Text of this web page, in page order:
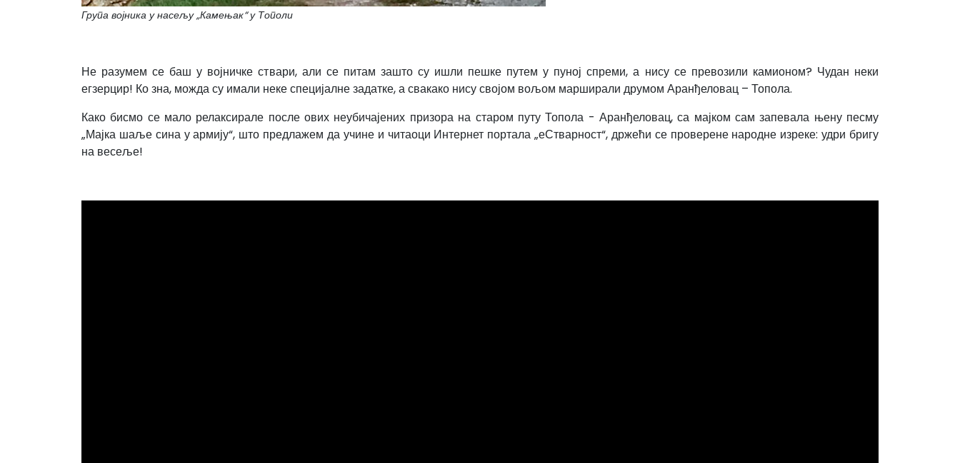
Група војника у насељу „Камењак“ у Тополи
Не разумем се баш у војничке ствари, али се питам зашто су ишли пешке путем у пуној спреми, а нису се превозили камионом? Чудан неки
егзерцир! Ко зна, можда су имали неке специјалне задатке, а свакако нису својом вољом марширали друмом Аранђеловац – Топола.
Како бисмо се мало релаксирале после ових неубичајених призора на старом путу Топола - Аранђеловац, са мајком сам запевала њену песму
„Мајка шаље сина у армију“, што предлажем да учине и читаоци Интернет портала „еСтварност“, држећи се проверене народне изреке: удри бригу
на весеље!